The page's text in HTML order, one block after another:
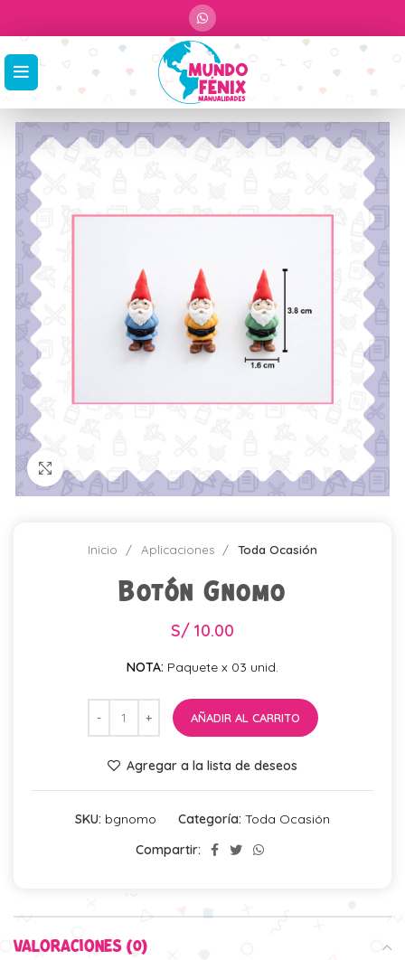
Click para agrandar
Inicio Aplicaciones Toda Ocasión
Botón Gnomo
S/ 10.00
NOTA: Paquete x 03 unid.
AÑADIR AL CARRITO
Agregar a la lista de deseos
SKU: bgnomo Categoría: Toda Ocasión
Compartir:
VALORACIONES (0)